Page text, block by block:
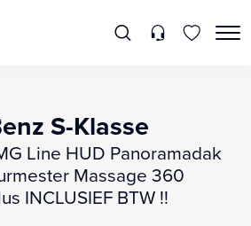
S-Klasse
Line HUD Panoramadak
Massage 360
INCLUSIEF BTW !!